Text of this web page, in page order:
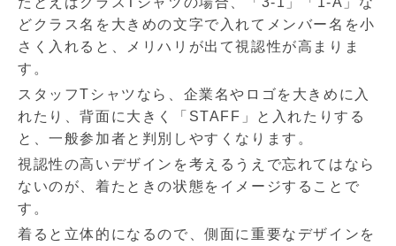
どクラス名を大きめの文字で入れてメンバー名を小
さく入れると、メリハリが出て視認性が高まりま
す。
スタッフTシャツなら、企業名やロゴを大きめに入
れたり、背面に大きく「STAFF」と入れたりする
と、一般参加者と判別しやすくなります。
視認性の高いデザインを考えるうえで忘れてはなら
ないのが、着たときの状態をイメージすることで
す。
着ると立体的になるので、側面に重要なデザインを